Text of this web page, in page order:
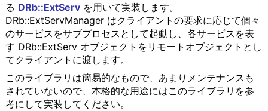
る DRb::ExtServを用いて実装します。
DRb::ExtServManager はクライアントの要求に応じて個々
のサービスをサブプロセスとして起動し、各サービスを表
す DRb::ExtServ オブジェクトをリモートオブジェクトとし
てクライアントに渡します。
このライブラリは簡易的なもので、あまりメンテナンスも
されていないので、本格的な用途にはこのライブラリを参
考にして実装してください。